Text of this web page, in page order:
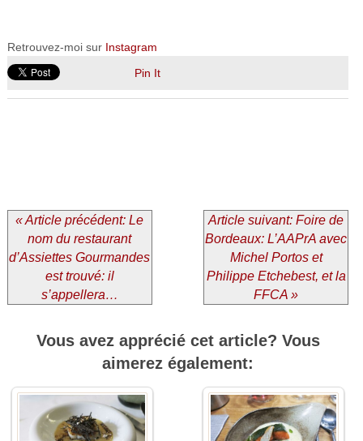
Retrouvez-moi sur Instagram
Pin It
« Article précédent: Le
nom du restaurant
d’Assiettes Gourmandes
est trouvé: il
s’appellera…
Article suivant: Foire de
Bordeaux: L’AAPrA avec
Michel Portos et
Philippe Etchebest, et la
FFCA »
Vous avez apprécié cet article? Vous
aimerez également: